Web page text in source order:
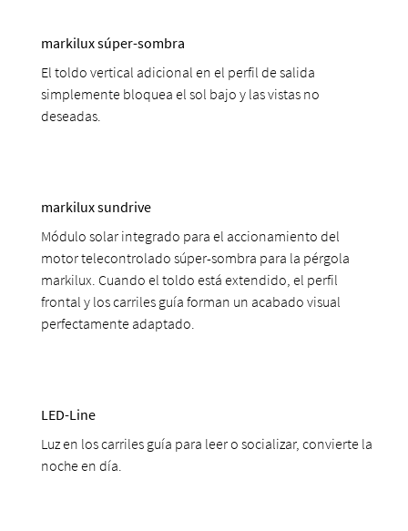
markilux súper-sombra
El toldo vertical adicional en el perfil de salida
simplemente bloquea el sol bajo y las vistas no
deseadas.
markilux sundrive
Módulo solar integrado para el accionamiento del
motor telecontrolado súper-sombra para la pérgola
markilux. Cuando el toldo está extendido, el perfil
frontal y los carriles guía forman un acabado visual
perfectamente adaptado.
LED-Line
Luz en los carriles guía para leer o socializar, convierte la
noche en día.